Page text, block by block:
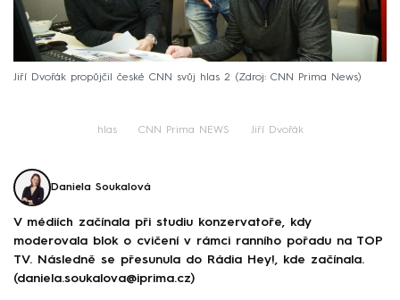
Jiří Dvořák propůjčil české CNN svůj hlas 2 Zdroj: CNN Prima News
hlas CNN Prima NEWS Jiří Dvořák
Daniela Soukalová
V médiích začínala při studiu konzervatoře, kdy
moderovala blok o cvičení v rámci ranního pořadu na TOP
TV. Následně se přesunula do Rádia Hey!, kde začínala.
(daniela.soukalova@iprima.cz)